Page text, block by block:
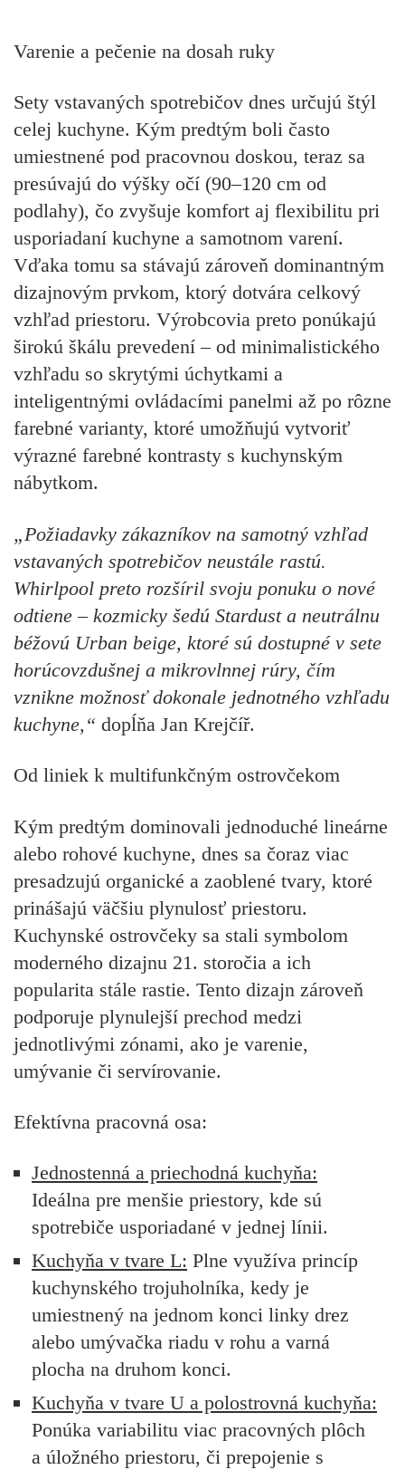
Varenie a pečenie na dosah ruky
Sety vstavaných spotrebičov dnes určujú štýl
celej kuchyne. Kým predtým boli často
umiestnené pod pracovnou doskou, teraz sa
presúvajú do výšky očí (90–120 cm od
podlahy), čo zvyšuje komfort aj flexibilitu pri
usporiadaní kuchyne a samotnom varení.
Vďaka tomu sa stávajú zároveň dominantným
dizajnovým prvkom, ktorý dotvára celkový
vzhľad priestoru. Výrobcovia preto ponúkajú
širokú škálu prevedení – od minimalistického
vzhľadu so skrytými úchytkami a
inteligentnými ovládacími panelmi až po rôzne
farebné varianty, ktoré umožňujú vytvoriť
výrazné farebné kontrasty s kuchynským
nábytkom.
„Požiadavky zákazníkov na samotný vzhľad
vstavaných spotrebičov neustále rastú.
Whirlpool preto rozšíril svoju ponuku o nové
odtiene – kozmicky šedú Stardust a neutrálnu
béžovú Urban beige, ktoré sú dostupné v sete
horúcovzdušnej a mikrovlnnej rúry, čím
vznikne možnosť dokonale jednotného vzhľadu
kuchyne,“ dopĺňa Jan Krejčíř.
Od liniek k multifunkčným ostrovčekom
Kým predtým dominovali jednoduché lineárne
alebo rohové kuchyne, dnes sa čoraz viac
presadzujú organické a zaoblené tvary, ktoré
prinášajú väčšiu plynulosť priestoru.
Kuchynské ostrovčeky sa stali symbolom
moderného dizajnu 21. storočia a ich
popularita stále rastie. Tento dizajn zároveň
podporuje plynulejší prechod medzi
jednotlivými zónami, ako je varenie,
umývanie či servírovanie.
Efektívna pracovná osa:
Jednostenná a priechodná kuchyňa:
Ideálna pre menšie priestory, kde sú
spotrebiče usporiadané v jednej línii.
Kuchyňa v tvare L: Plne využíva princíp
kuchynského trojuholníka, kedy je
umiestnený na jednom konci linky drez
alebo umývačka riadu v rohu a varná
plocha na druhom konci.
Kuchyňa v tvare U a polostrovná kuchyňa:
Ponúka variabilitu viac pracovných plôch
a úložného priestoru, či prepojenie s